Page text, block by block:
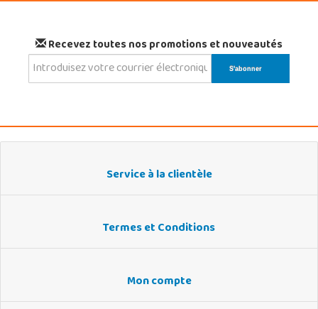
Recevez toutes nos promotions et nouveautés
Service à la clientèle
Termes et Conditions
Mon compte